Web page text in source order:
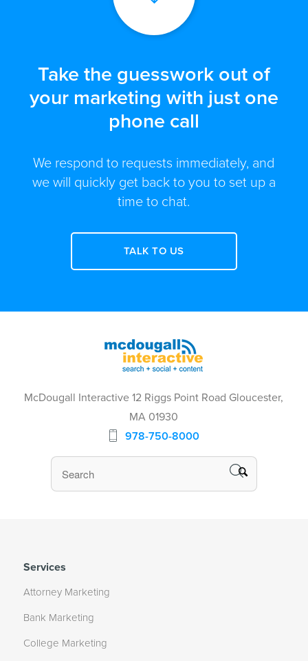
Take the guesswork out of
your marketing with just one
phone call
We respond to requests immediately, and
we will quickly get back to you to set up a
time to chat.
TALK TO US
McDougall Interactive 12 Riggs Point Road Gloucester,
MA 01930
978-750-8000
Services
Attorney Marketing
Bank Marketing
College Marketing